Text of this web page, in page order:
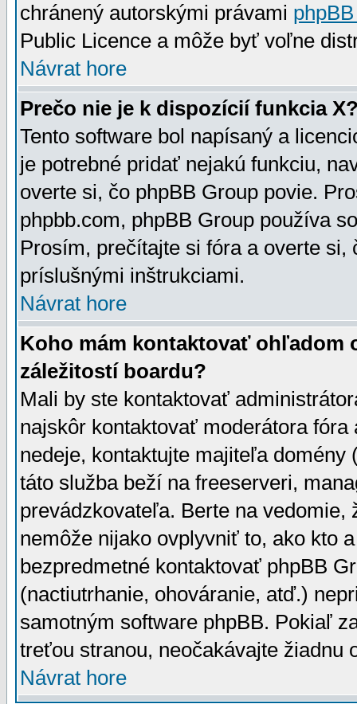
chránený autorskými právami
Public Licence a môže byť voľne
Návrat hore
Prečo nie je k dispozícií funkcia
Tento software bol napísaný a
je potrebné pridať nejakú funkciu,
overte si, čo phpBB Group povie.
phpbb.com, phpBB Group používa
Prosím, prečítajte si fóra a overte
príslušnými inštrukciami.
Návrat hore
Koho mám kontaktovať ohľadom
záležitostí boardu?
Mali by ste kontaktovať
najskôr kontaktovať moderátora
nedeje, kontaktujte majiteľa
táto služba beží na freeserveri,
prevádzkovateľa. Berte na vedomie,
nemôže nijako ovplyvniť to, ako kto
bezpredmetné kontaktovať phpBB
(nactiutrhanie, ohováranie, atď.)
samotným software phpBB. Pokiaľ
treťou stranou, neočakávajte žiadnu
Návrat hore